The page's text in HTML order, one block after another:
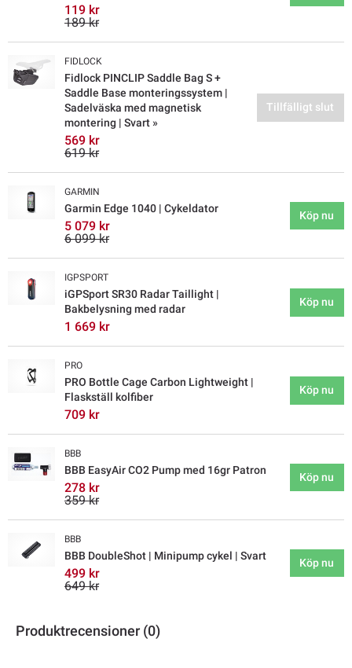
119 kr
189 kr
FIDLOCK
Fidlock PINCLIP Saddle Bag S +
Saddle Base monteringssystem |
Sadelväska med magnetisk
montering | Svart »
569 kr
619 kr
Tillfälligt slut
GARMIN
Garmin Edge 1040 | Cykeldator
5 079 kr
6 099 kr
Köp nu
IGPSPORT
iGPSport SR30 Radar Taillight |
Bakbelysning med radar
1 669 kr
Köp nu
PRO
PRO Bottle Cage Carbon Lightweight |
Flaskställ kolfiber
709 kr
Köp nu
BBB
BBB EasyAir CO2 Pump med 16gr Patron
278 kr
359 kr
Köp nu
BBB
BBB DoubleShot | Minipump cykel | Svart
499 kr
649 kr
Köp nu
Produktrecensioner (0)